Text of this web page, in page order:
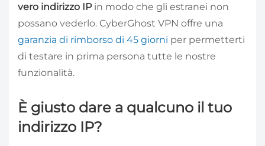
vero indirizzo IPin modo che gli estranei non
possano vederlo. CyberGhost VPN offre una
garanzia di rimborso di 45 giorni per permetterti
di testare in prima persona tutte le nostre
funzionalità.
È giusto dare a qualcuno il tuo
indirizzo IP?